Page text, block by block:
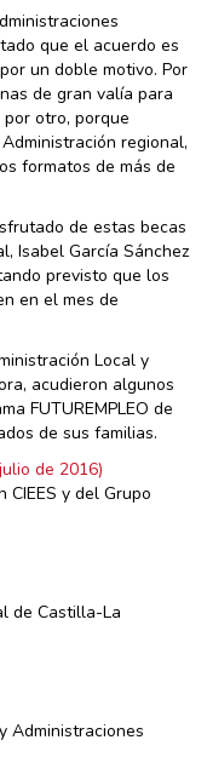
que el acuerdo es
un doble motivo. Por
de gran valía para
otro, porque
regional,
formatos de más de
de estas becas
Isabel García Sánchez
previsto que los
en el mes de
Local y
acudieron algunos
FUTUREMPLEO de
de sus familias.
y del Grupo
de Castilla-La
Administraciones